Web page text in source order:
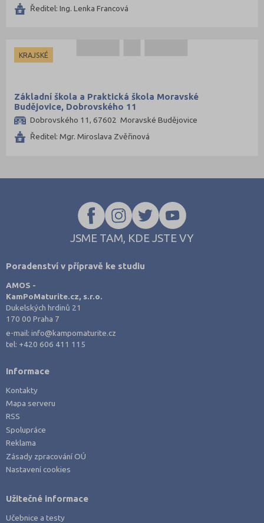
Ředitel: Ing. Lenka Francová
KRAJSKÉ
Základní škola a Praktická škola Moravské
Budějovice, Dobrovského 11
Dobrovského 11, 67602 Moravské Budějovice
Ředitel: Mgr. Miroslava Zvěřinová
JSME TAM, KDE JSTE VY
Poradenství v přípravě ke studiu
AMOS -
KamPoMaturite.cz, s.r.o.
Dukelských hrdinů 21
170 00 Praha 7
e-mail:info@kampomaturite.cz
tel: +420 606 411 115
Informace
Kontakty
Mapa serveru
RSS
Spolupráce
Reklama
Zásady zpracování OÚ
Nastavení cookies
Užitečné informace
Učebnice a testy